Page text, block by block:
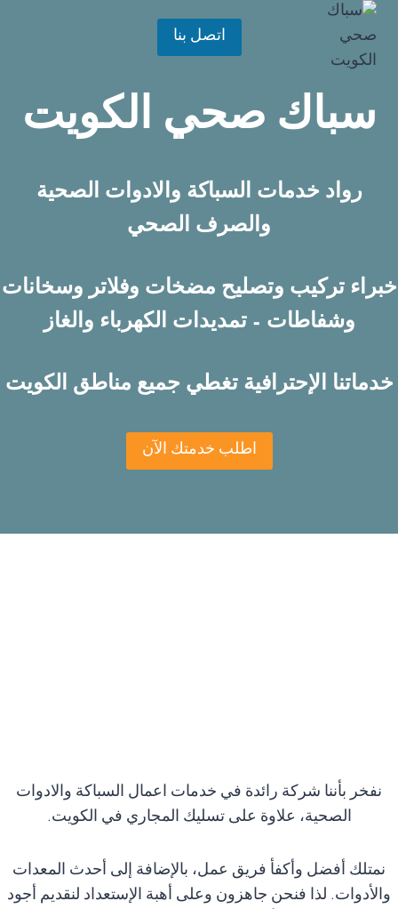
التجاوز
المحتوى
اتصل بنا
سباك صحي الكويت
رواد خدمات السباكة والادوات الصحية
والصرف الصحي
خبراء تركيب وتصليح مضخات وفلاتر وسخانات
وشفاطات – تمديدات الكهرباء والغاز
خدماتنا الإحترافية تغطي جميع مناطق الكويت
اطلب خدمتك الآن
نفخر بأننا شركة رائدة في خدمات اعمال السباكة والادوات
الصحية، علاوة على تسليك المجاري في الكويت.
نمتلك أفضل وأكفأ فريق عمل، بالإضافة إلى أحدث المعدات
والأدوات. لذا فنحن جاهزون وعلى أهبة الإستعداد لنقديم أجود